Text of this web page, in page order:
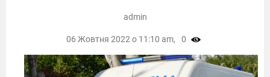
admin
06 Жовтня 2022 о 11:10 am, 0